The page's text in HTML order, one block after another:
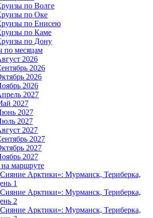
по Волге
по Оке
по Енисею
по Каме
по Дону
по месяцам
2026
2026
2026
2026
2027
2027
2027
2027
2027
2027
2027
2027
на маршруте
Арктики»: Мурманск, Териберка,
1
Арктики»: Мурманск, Териберка,
2
Арктики»: Мурманск, Териберка,